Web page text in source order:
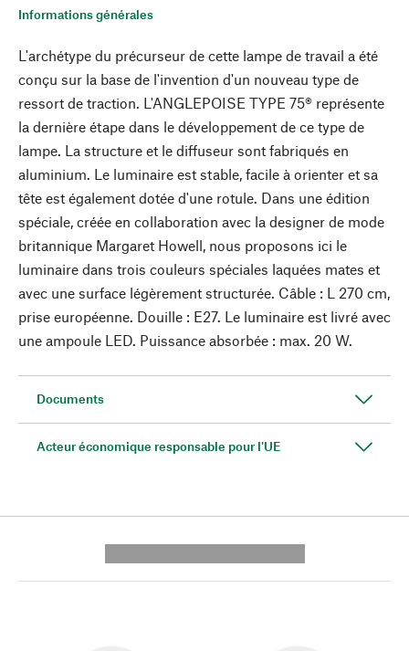
Informations générales
L'archétype du précurseur de cette lampe de travail a été
conçu sur la base de l'invention d'un nouveau type de
ressort de traction. L'ANGLEPOISE TYPE 75® représente
la dernière étape dans le développement de ce type de
lampe. La structure et le diffuseur sont fabriqués en
aluminium. Le luminaire est stable, facile à orienter et sa
tête est également dotée d'une rotule. Dans une édition
spéciale, créée en collaboration avec la designer de mode
britannique Margaret Howell, nous proposons ici le
luminaire dans trois couleurs spéciales laquées mates et
avec une surface légèrement structurée. Câble : L 270 cm,
prise européenne. Douille : E27. Le luminaire est livré avec
une ampoule LED. Puissance absorbée : max. 20 W.
Documents
Acteur économique responsable pour l'UE